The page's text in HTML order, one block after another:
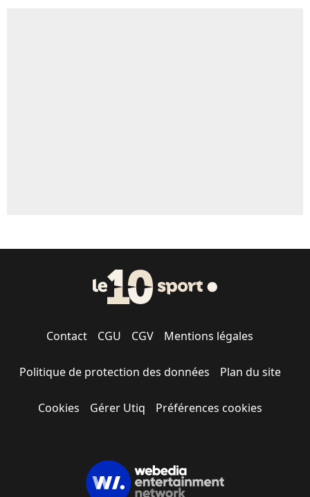
Contact CGU CGV Mentions légales
Politique de protection des données Plan du site
Cookies Gérer Utiq Préférences cookies